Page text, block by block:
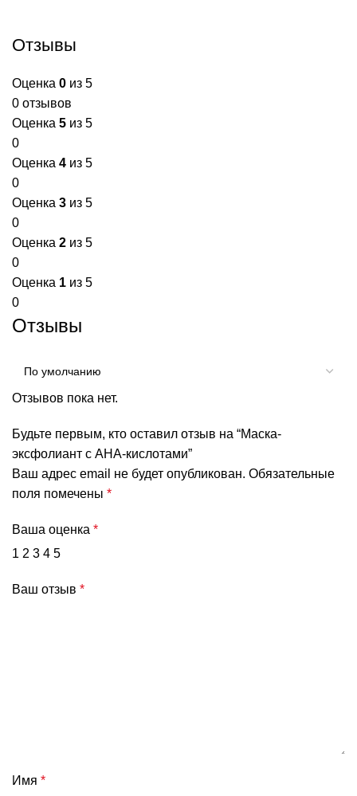
Отзывы
Оценка 0 из 5
0 отзывов
Оценка 5 из 5
0
Оценка 4 из 5
0
Оценка 3 из 5
0
Оценка 2 из 5
0
Оценка 1 из 5
0
Отзывы
Отзывов пока нет.
Будьте первым, кто оставил отзыв на “Маска-
эксфолиант с AHA-кислотами”
Ваш адрес email не будет опубликован. Обязательные
поля помечены *
Ваша оценка *
1 2 3 4 5
Ваш отзыв *
Имя *